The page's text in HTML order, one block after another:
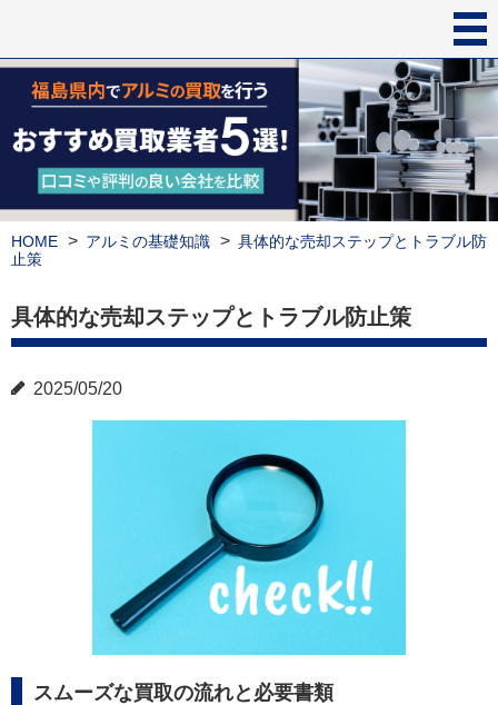
HOME アルミの基礎知識
具体的な売却ステップとトラブル防
止策
具体的な売却ステップとトラブル防止策
2025/05/20
スムーズな買取の流れと必要書類